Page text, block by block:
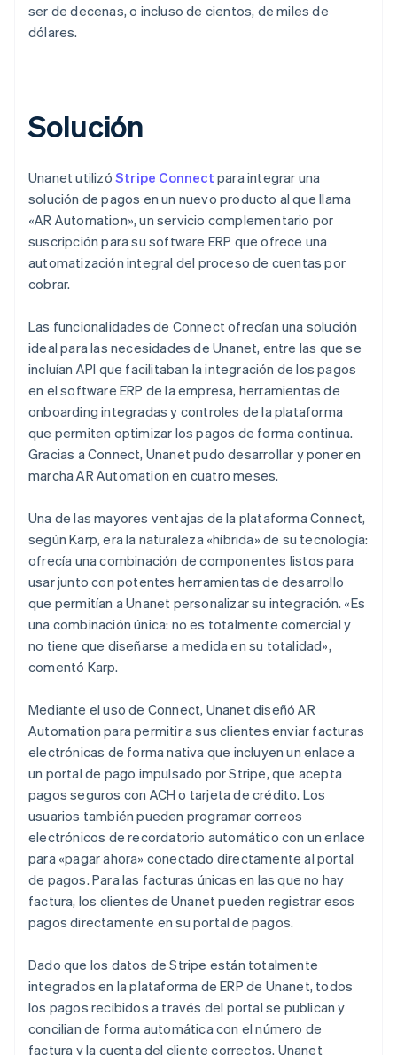
ser de decenas, o incluso de cientos, de miles de
dólares.
Solución
Unanet utilizó Stripe Connect para integrar una
solución de pagos en un nuevo producto al que llama
«AR Automation», un servicio complementario por
suscripción para su software ERP que ofrece una
automatización integral del proceso de cuentas por
cobrar.
Las funcionalidades de Connect ofrecían una solución
ideal para las necesidades de Unanet, entre las que se
incluían API que facilitaban la integración de los pagos
en el software ERP de la empresa, herramientas de
onboarding integradas y controles de la plataforma
que permiten optimizar los pagos de forma continua.
Gracias a Connect, Unanet pudo desarrollar y poner en
marcha AR Automation en cuatro meses.
Una de las mayores ventajas de la plataforma Connect,
según Karp, era la naturaleza «híbrida» de su tecnología:
ofrecía una combinación de componentes listos para
usar junto con potentes herramientas de desarrollo
que permitían a Unanet personalizar su integración. «Es
una combinación única: no es totalmente comercial y
no tiene que diseñarse a medida en su totalidad»,
comentó Karp.
Mediante el uso de Connect, Unanet diseñó AR
Automation para permitir a sus clientes enviar facturas
electrónicas de forma nativa que incluyen un enlace a
un portal de pago impulsado por Stripe, que acepta
pagos seguros con ACH o tarjeta de crédito. Los
usuarios también pueden programar correos
electrónicos de recordatorio automático con un enlace
para «pagar ahora» conectado directamente al portal
de pagos. Para las facturas únicas en las que no hay
factura, los clientes de Unanet pueden registrar esos
pagos directamente en su portal de pagos.
Dado que los datos de Stripe están totalmente
integrados en la plataforma de ERP de Unanet, todos
los pagos recibidos a través del portal se publican y
concilian de forma automática con el número de
factura y la cuenta del cliente correctos. Unanet